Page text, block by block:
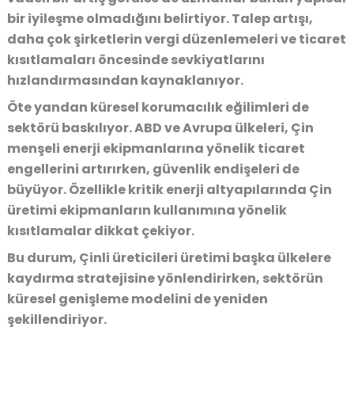
bir iyileşme olmadığını belirtiyor. Talep artışı,
daha çok şirketlerin vergi düzenlemeleri ve ticaret
kısıtlamaları öncesinde sevkiyatlarını
hızlandırmasından kaynaklanıyor.
Öte yandan küresel korumacılık eğilimleri de
sektörü baskılıyor. ABD ve Avrupa ülkeleri, Çin
menşeli enerji ekipmanlarına yönelik ticaret
engellerini artırırken, güvenlik endişeleri de
büyüyor. Özellikle kritik enerji altyapılarında Çin
üretimi ekipmanların kullanımına yönelik
kısıtlamalar dikkat çekiyor.
Bu durum, Çinli üreticileri üretimi başka ülkelere
kaydırma stratejisine yönlendirirken, sektörün
küresel genişleme modelini de yeniden
şekillendiriyor.